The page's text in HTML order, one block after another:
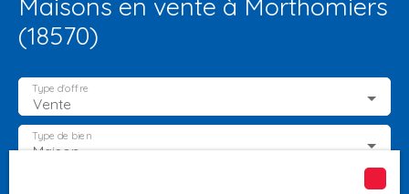
ACCUEIL PROGRAMMES
Maisons en vente à Morthomiers
(18570)
Vente
Type d'offre
Maison
Type de bien